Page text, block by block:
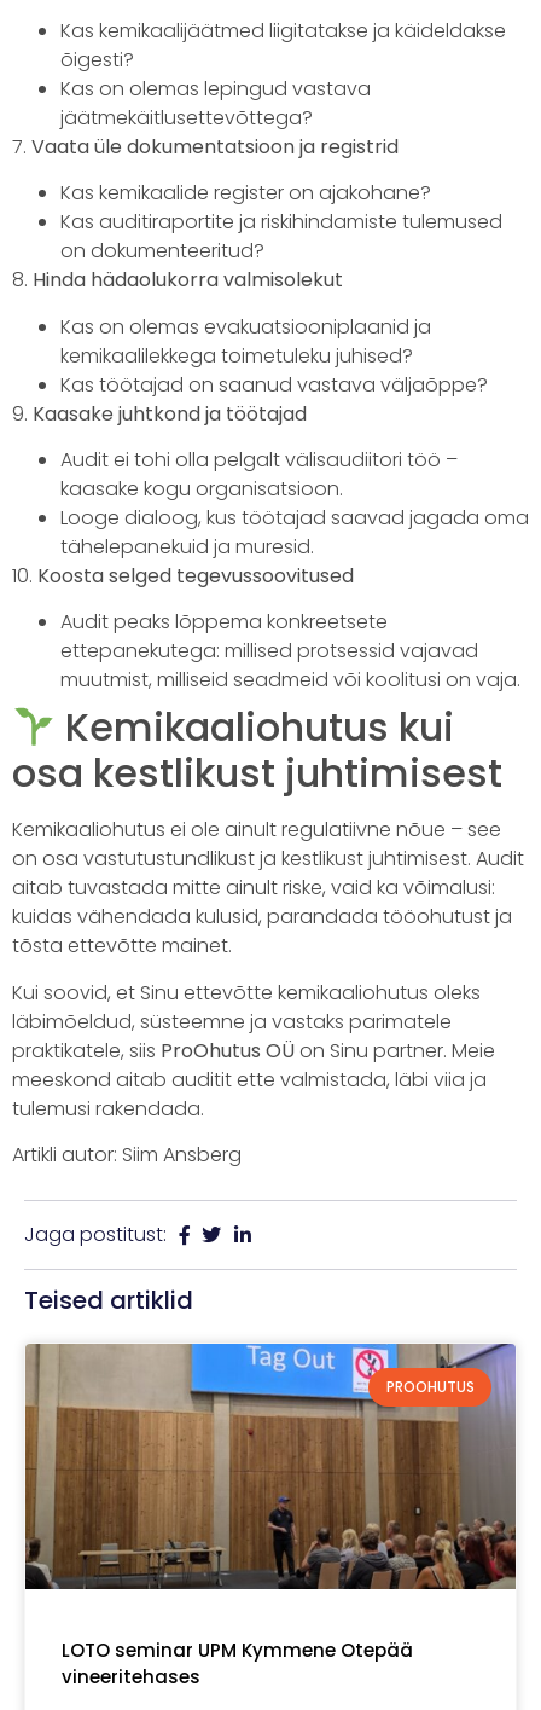
Kas kemikaalijäätmed liigitatakse ja käideldakse
õigesti?
Kas on olemas lepingud vastava
jäätmekäitlusettevõttega?
7. Vaata üle dokumentatsioon ja registrid
Kas kemikaalide register on ajakohane?
Kas auditiraportite ja riskihindamiste tulemused
on dokumenteeritud?
8. Hinda hädaolukorra valmisolekut
Kas on olemas evakuatsiooniplaanid ja
kemikaalilekkega toimetuleku juhised?
Kas töötajad on saanud vastava väljaõppe?
9. Kaasake juhtkond ja töötajad
Audit ei tohi olla pelgalt välisaudiitori töö –
kaasake kogu organisatsioon.
Looge dialoog, kus töötajad saavad jagada oma
tähelepanekuid ja muresid.
10. Koosta selged tegevussoovitused
Audit peaks lõppema konkreetsete
ettepanekutega: millised protsessid vajavad
muutmist, milliseid seadmeid või koolitusi on vaja.
Kemikaaliohutus kui
osa kestlikust juhtimisest
Kemikaaliohutus ei ole ainult regulatiivne nõue – see
on osa vastutustundlikust ja kestlikust juhtimisest. Audit
aitab tuvastada mitte ainult riske, vaid ka võimalusi:
kuidas vähendada kulusid, parandada tööohutust ja
tõsta ettevõtte mainet.
Kui soovid, et Sinu ettevõtte kemikaaliohutus oleks
läbimõeldud, süsteemne ja vastaks parimatele
praktikatele, siis ProOhutus OÜon Sinu partner. Meie
meeskond aitab auditit ette valmistada, läbi viia ja
tulemusi rakendada.
Artikli autor: Siim Ansberg
Jaga postitust:
Teised artiklid
PROOHUTUS
LOTO seminar UPM Kymmene Otepää
vineeritehases